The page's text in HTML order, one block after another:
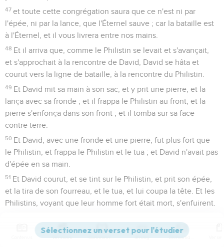
47 et toute cette congrégation saura que ce n'est ni par
l'épée, ni par la lance, que l'Éternel sauve ; car la bataille est
à l'Éternel, et il vous livrera entre nos mains.
48 Et il arriva que, comme le Philistin se levait et s'avançait,
et s'approchait à la rencontre de David, David se hâta et
courut vers la ligne de bataille, à la rencontre du Philistin.
49 Et David mit sa main à son sac, et y prit une pierre, et la
lança avec sa fronde ; et il frappa le Philistin au front, et la
pierre s'enfonça dans son front ; et il tomba sur sa face
contre terre.
50 Et David, avec une fronde et une pierre, fut plus fort que
le Philistin, et frappa le Philistin et le tua ; et David n'avait pas
d'épée en sa main.
51 Et David courut, et se tint sur le Philistin, et prit son épée,
et la tira de son fourreau, et le tua, et lui coupa la tête. Et les
Philistins, voyant que leur homme fort était mort, s'enfuirent.
poussèrent des cris, et poursuivirent les Philistins jusqu'à
Versions Commentaires Strong